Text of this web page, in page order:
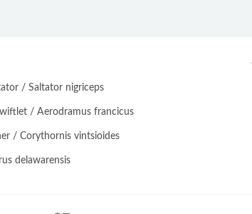
/ Saltator nigriceps
/ Aerodramus francicus
/ Corythornis vintsioides
delawarensis